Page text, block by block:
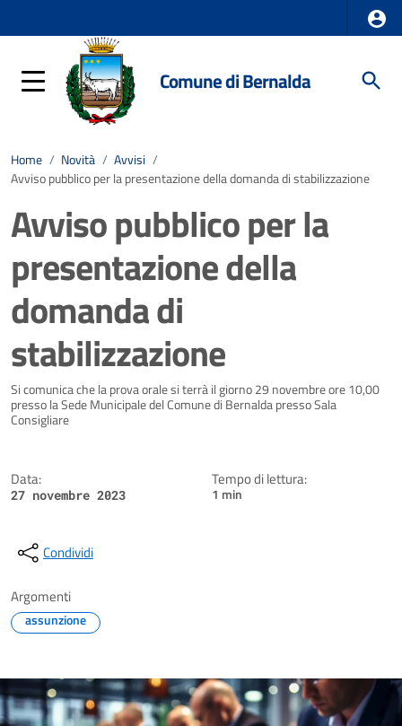
Comune di Bernalda
Home / Novità / Avvisi /
Avviso pubblico per la presentazione della domanda di stabilizzazione
Avviso pubblico per la
presentazione della
domanda di
stabilizzazione
Dettagli della notizia
Si comunica che la prova orale si terrà il giorno 29 novembre ore 10,00
presso la Sede Municipale del Comune di Bernalda presso Sala
Consigliare
Data:
27 novembre 2023
Tempo di lettura:
1 min
Condividi
Argomenti
assunzione